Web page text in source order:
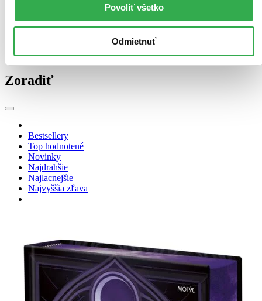
Povoliť všetko
Odmietnuť
literatúry hrdo podporujeme kvalitnú slovenskú tvorbu a dlhoročne
priestor aj novým literárnym talentom.
Zoradiť
Bestsellery
Top hodnotené
Novinky
Najdrahšie
Najlacnejšie
Najvyššia zľava